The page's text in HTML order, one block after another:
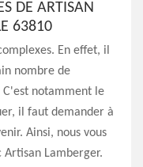
DE ARTISAN
63810
En effet, il
nombre de
notamment le
il faut demander à
Ainsi, nous vous
Lamberger.